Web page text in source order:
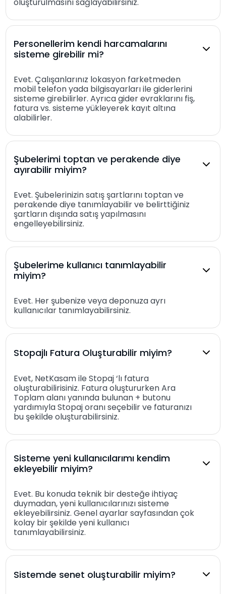
Personellerim kendi harcamalarını
sisteme girebilir mi?
Evet. Çalışanlarınız lokasyon farketmeden
mobil telefon yada bilgisayarları ile giderlerini
sisteme girebilirler. Ayrıca gider evraklarını fiş,
fatura vs. sisteme yükleyerek kayıt altına
alabilirler.
Şubelerimi toptan ve perakende diye
ayırabilir miyim?
Evet. Şubelerinizin satış şartlarını toptan ve
perakende diye tanımlayabilir ve belirttiğiniz
şartların dışında satış yapılmasını
engelleyebilirsiniz.
Şubelerime kullanıcı tanımlayabilir
miyim?
Evet. Her şubenize veya deponuza ayrı
kullanıcılar tanımlayabilirsiniz.
Stopajlı Fatura Oluşturabilir miyim?
Evet, NetKasam ile Stopaj ‘lı fatura
oluşturabilirisiniz. Fatura oluştururken Ara
Toplam alanı yanında bulunan + butonu
yardımıyla Stopaj oranı seçebilir ve faturanızı
bu şekilde oluşturabilirsiniz.
Sisteme yeni kullanıcılarımı kendim
ekleyebilir miyim?
Evet. Bu konuda teknik bir desteğe ihtiyaç
duymadan, yeni kullanıcılarınızı sisteme
ekleyebilirsiniz. Genel ayarlar sayfasından çok
kolay bir şekilde yeni kullanıcı
tanımlayabilirsiniz.
Sistemde senet oluşturabilir miyim?